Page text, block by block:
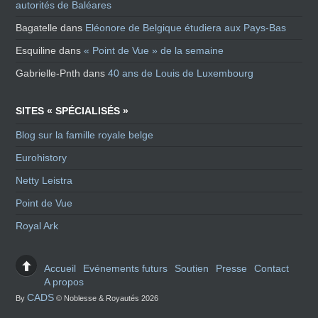
autorités de Baléares
Bagatelle dans Eléonore de Belgique étudiera aux Pays-Bas
Esquiline dans« Point de Vue » de la semaine
Gabrielle-Pnth dans40 ans de Louis de Luxembourg
SITES « SPÉCIALISÉS »
Blog sur la famille royale belge
Eurohistory
Netty Leistra
Point de Vue
Royal Ark
Accueil Evénements futurs Soutien Presse
Contact
A propos
ByCADS © Noblesse & Royautés 2026